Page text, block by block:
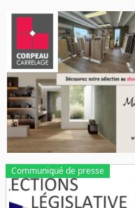
Communiqué de presse